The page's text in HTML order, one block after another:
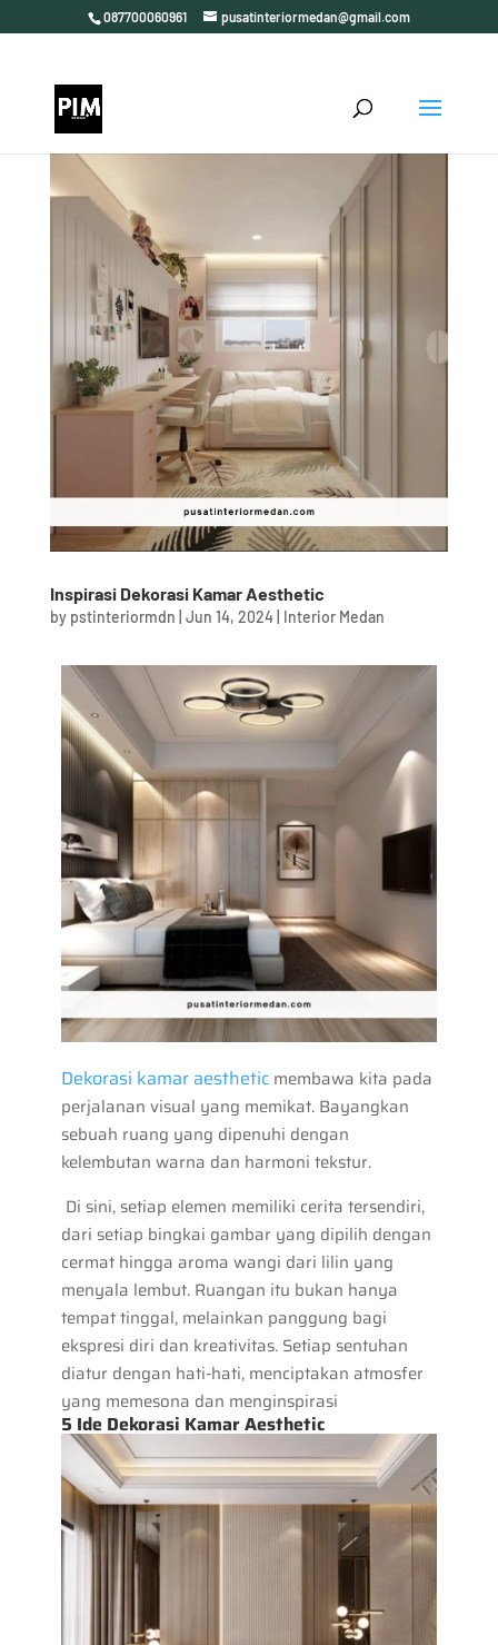
087700060961 pusatinteriormedan@gmail.com
Inspirasi Dekorasi Kamar Aesthetic
by pstinteriormdn Jun 14, 2024| Interior Medan
Dekorasi kamar aestheticmembawa kita pada
perjalanan visual yang memikat. Bayangkan
sebuah ruang yang dipenuhi dengan
kelembutan warna dan harmoni tekstur.
Di sini, setiap elemen memiliki cerita tersendiri,
dari setiap bingkai gambar yang dipilih dengan
cermat hingga aroma wangi dari lilin yang
menyala lembut. Ruangan itu bukan hanya
tempat tinggal, melainkan panggung bagi
ekspresi diri dan kreativitas. Setiap sentuhan
diatur dengan hati-hati, menciptakan atmosfer
yang memesona dan menginspirasi
5 Ide Dekorasi Kamar Aesthetic